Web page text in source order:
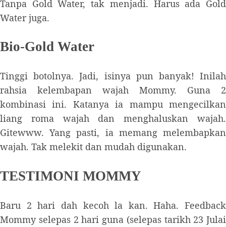
Tanpa Gold Water, tak menjadi. Harus ada Gold
Water juga.
Bio-Gold Water
Tinggi botolnya. Jadi, isinya pun banyak! Inilah
rahsia kelembapan wajah Mommy. Guna 2
kombinasi ini. Katanya ia mampu mengecilkan
liang roma wajah dan menghaluskan wajah.
Gitewww. Yang pasti, ia memang melembapkan
wajah. Tak melekit dan mudah digunakan.
TESTIMONI MOMMY
Baru 2 hari dah kecoh la kan. Haha. Feedback
Mommy selepas 2 hari guna (selepas tarikh 23 Julai